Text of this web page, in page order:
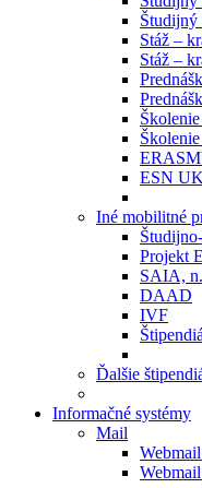
Stáž –
Stáž –
ESN
Iné mobilitné
Projekt
SAIA,
DAAD
IVF
Ďalšie
Informačné systémy
Mail